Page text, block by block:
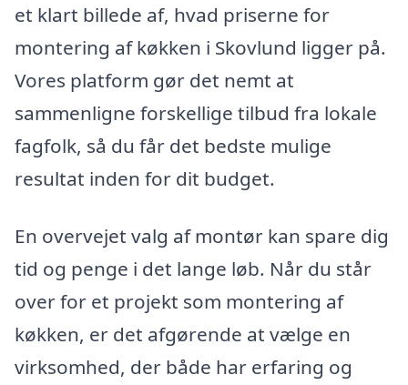
et klart billede af, hvad priserne for
montering af køkken i Skovlund ligger på.
Vores platform gør det nemt at
sammenligne forskellige tilbud fra lokale
fagfolk, så du får det bedste mulige
resultat inden for dit budget.
En overvejet valg af montør kan spare dig
tid og penge i det lange løb. Når du står
over for et projekt som montering af
køkken, er det afgørende at vælge en
virksomhed, der både har erfaring og